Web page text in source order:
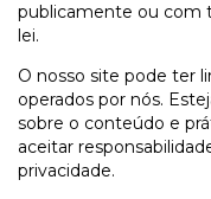
publicamente ou com
lei.
O nosso site pode ter
operados por nós.
sobre o conteúdo e
aceitar
privacidade.